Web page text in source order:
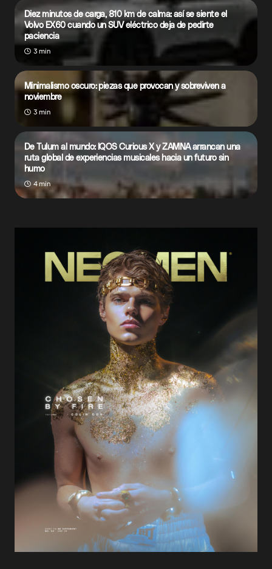
Diez minutos de carga, 810 km de calma: así se siente el
Volvo EX60 cuando un SUV eléctrico deja de pedirte
paciencia
3 min
Minimalismo oscuro: piezas que provocan y sobreviven a
noviembre
3 min
De Tulum al mundo: IQOS Curious X y ZAMNA arrancan una
ruta global de experiencias musicales hacia un futuro sin
humo
4 min